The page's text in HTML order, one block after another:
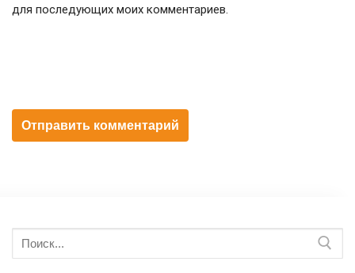
для последующих моих комментариев.
Искать: